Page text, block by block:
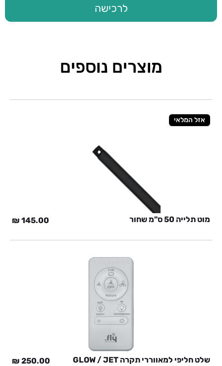
ל-
לרכישה
מוצרים נוספים
אזל המלאי
מוט תלייה 50 ס"מ שחור 145.00
₪
שלט חליפי למאווררי תקרה GLOW / JET 250.00
₪